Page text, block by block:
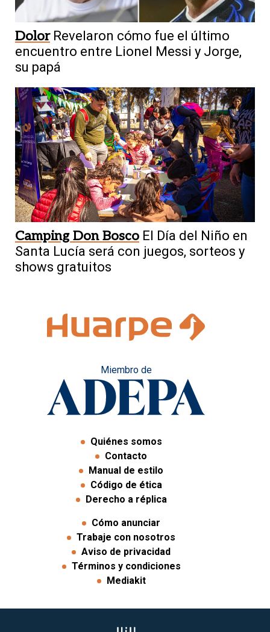
Dolor Revelaron cómo fue el último
encuentro entre Lionel Messi y Jorge,
su papá
Camping Don Bosco El Día del Niño en
Santa Lucía será con juegos, sorteos y
shows gratuitos
Miembro de
Quiénes somos
Contacto
Manual de estilo
Código de ética
Derecho a réplica
Cómo anunciar
Trabaje con nosotros
Aviso de privacidad
Términos y condiciones
Mediakit